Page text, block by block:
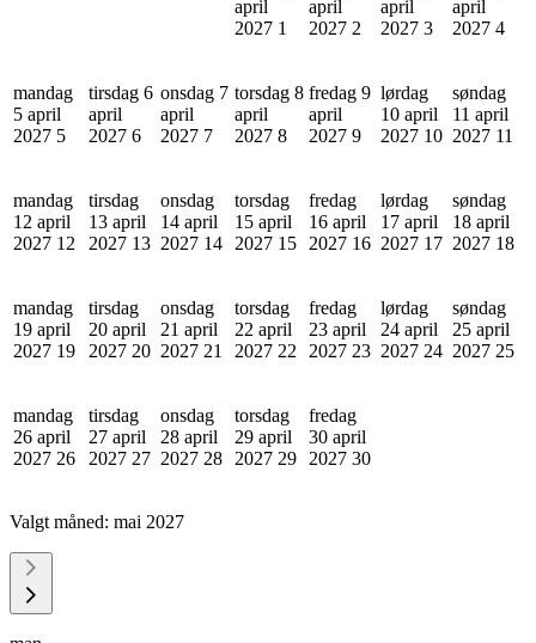
april
2027 1
april
2027 2
april
2027 3
april
2027 4
mandag
5 april
2027 5
tirsdag 6
april
2027 6
onsdag 7
april
2027 7
torsdag 8
april
2027 8
fredag 9
april
2027 9
lørdag
10 april
2027 10
søndag
11 april
2027 11
mandag
12 april
2027 12
tirsdag
13 april
2027 13
onsdag
14 april
2027 14
torsdag
15 april
2027 15
fredag
16 april
2027 16
lørdag
17 april
2027 17
søndag
18 april
2027 18
mandag
19 april
2027 19
tirsdag
20 april
2027 20
onsdag
21 april
2027 21
torsdag
22 april
2027 22
fredag
23 april
2027 23
lørdag
24 april
2027 24
søndag
25 april
2027 25
mandag
26 april
2027 26
tirsdag
27 april
2027 27
onsdag
28 april
2027 28
torsdag
29 april
2027 29
fredag
30 april
2027 30
Valgt måned: mai 2027